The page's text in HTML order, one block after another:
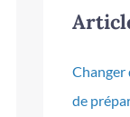
Changer
de